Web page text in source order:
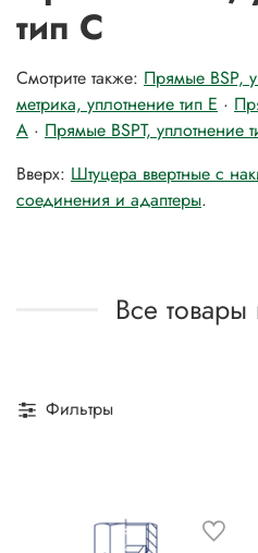
тип C
Смотрите также: Прямые BSP,
метрика, уплотнение тип E ·
A · Прямые BSPT, уплотнение
Вверх: Штуцера ввертные с
соединения и адаптеры.
Все товары
Фильтры